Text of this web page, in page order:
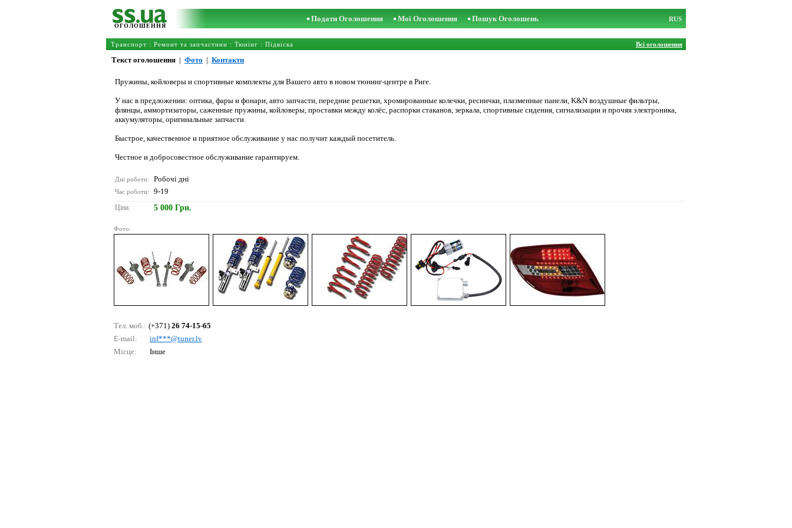
ОГОЛОШЕННЯ
Подати Оголошення Мої Оголошення Пошук Оголошень RUS
Транспорт : Ремонт та запчастини : Тюнінг : Підвіска Всі оголошення
Текст оголошення | Фото | Контакти
Пружины, койловеры и спортивные комплекты для Вашего авто в новом тюнинг-центре в Риге.
У нас в предложении: оптика, фары и фонари, авто запчасти, передние решетки, хромированные колечки, реснички, плазменные панели, K&N воздушные фильтры,
флянцы, аммортизаторы, саженные пружины, койловеры, проставки между колёс, распорки стаканов, зеркала, спортивные сидения, сигнализации и прочяя электроника,
аккумуляторы, оригинальные запчасти.
Быстрое, качественное и приятное обслуживание у нас получит каждый посетитель.
Честное и добросовестное обслуживание гарантируем.
Дні роботи: Робочі дні
Час роботи: 9-19
Ціна: 5 000 Грн.
Фото:
Тел. моб.: (+371) 26 74-15-65
E-mail:
inf***@tunеr.lv
Місце:
Інше